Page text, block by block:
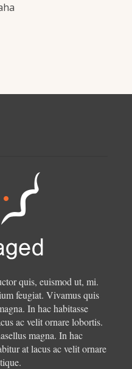
quis, euismod ut, mi.
feugiat. Vivamus quis
In hac habitasse
ac velit ornare lobortis.
magna. In hac
at lacus ac velit ornare